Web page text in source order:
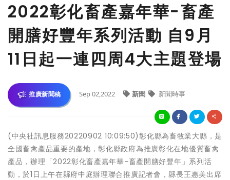
2022彰化畜產嘉年華-畜產
開膳好豐年系列活動 自9月
11日起一連四周4大主題登場
推廣新聞稿 Sep 02,2022 新聞 新聞時事
(中央社訊息服務20220902 10:09:50)彰化縣為畜牧業大縣，是
全國畜禽產品重要的產地，彰化縣政府為推廣彰化在地優質畜禽
產品，辦理「2022彰化畜產嘉年華-畜產開膳好豐年」系列活
動，於1日上午在縣府中庭辦理聯合推廣記者會，縣長王惠美出席